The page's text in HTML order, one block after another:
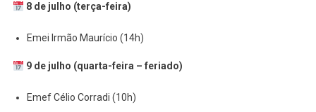
8 de julho (terça-feira)
Emei Irmão Maurício (14h)
9 de julho (quarta-feira – feriado)
Emef Célio Corradi (10h)